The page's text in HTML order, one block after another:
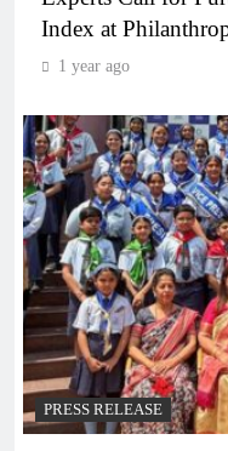
Index at
1 year ago
PRESS RELEASE